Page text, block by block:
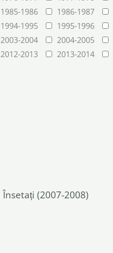
1985-1986 1986-1987
1994-1995 1995-1996
2003-2004 2004-2005
2012-2013 2013-2014
Însetați (2007-2008)